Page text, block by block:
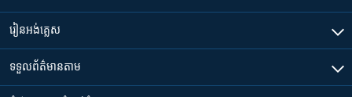
រៀន​​អង់គ្លេស
ទទួល​ព័ត៌មាន​តាម